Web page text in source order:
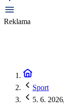
Reklama
Sport
5. 6.